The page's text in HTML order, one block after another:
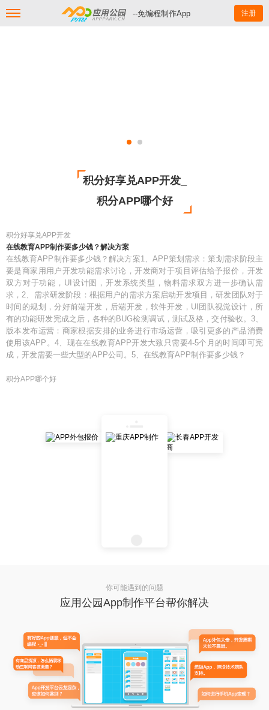
--免编程制作App 注册
积分好享兑APP开发_
积分APP哪个好
积分好享兑APP开发
在线教育APP制作要多少钱？解决方案
在线教育APP制作要多少钱？解决方案1、APP策划需求：策划需求阶段主
要是商家用用户开发功能需求讨论，开发商对于项目评估给予报价，开发
双方对于功能，UI设计图，开发系统类型，物料需求双方进一步确认需
求，2、需求研发阶段：根据用户的需求方案启动开发项目，研发团队对于
时间的规划，分好前端开发，后端开发，软件开发，UI团队视觉设计，所
有的功能研发完成之后，各种的BUG检测调试，测试及格，交付验收。3、
版本发布运营：商家根据安排的业务进行市场运营，吸引更多的产品消费
使用该APP。4、现在在线教育APP开发大致只需要4-5个月的时间即可完
成，开发需要一些大型的APP公司。5、在线教育APP制作要多少钱？
积分APP哪个好
你可能遇到的问题
应用公园App制作平台帮你解决